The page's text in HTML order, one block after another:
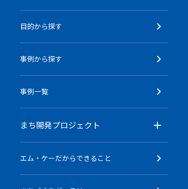
目的から探す
事例から探す
事例一覧
まち開発プロジェクト
エム・ケーだからできること